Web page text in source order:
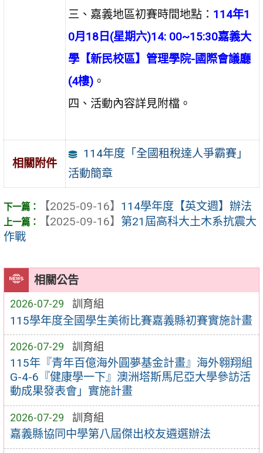
相關公告
2026-07-29 訓育組
115學年度全國學生美術比賽嘉義縣初賽實施計畫
2026-07-29 訓育組
115年『青年百億海外圓夢基金計畫』海外翱翔組
G-4-6『健康學一下』澳洲塔斯馬尼亞大學參訪活
動成果發表會」實施計畫
2026-07-29 訓育組
嘉義縣協同中學第八屆傑出校友遴選辦法
三、嘉義地區初賽時間地點： 114年1
0月18日(星期六)14: 00~15:30嘉義大
學【新民校區】管理學院-國際會議廳
(4樓) 。
四、活動內容詳見附檔。
相關附件
114年度「全國租稅達人爭霸賽」
活動簡章
【2025-09-16】 114學年度【英文週】辦法
【2025-09-16】 第21屆高科大土木系抗震大
作戰